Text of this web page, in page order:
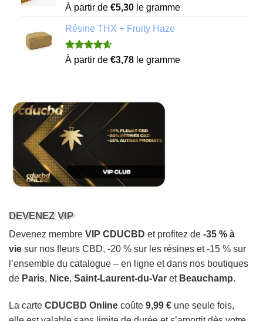
Noté4.86
sur 5 basé
sur
7
notations
client
À partir de €5,30le gramme
Résine THX + Fruity Haze
Noté4.57
sur 5 basé
21
À partir de €3,78le gramme
DEVENEZ VIP
Devenez membre VIP CDUCBD et profitez de -35 % à
vie sur nos fleurs CBD, -20 % sur les résines et -15 % sur
l’ensemble du catalogue – en ligne et dans nos boutiques
de Paris, Nice, Saint-Laurent-du-Var et Beauchamp.
La carte CDUCBD Online coûte 9,99 € une seule fois,